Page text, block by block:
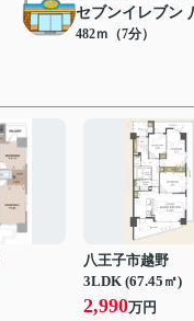
セブンイレブン
482ｍ（7分）
八王子市越野
3LDK (67.45㎡)
2,990万円